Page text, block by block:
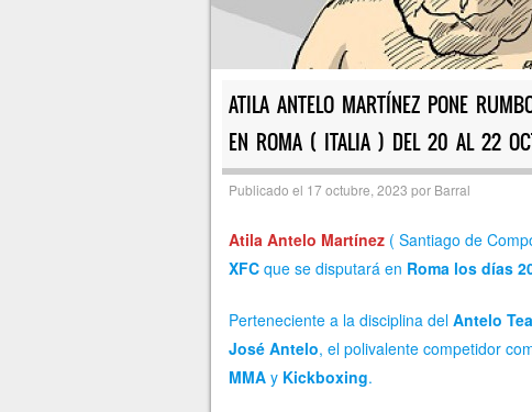
ATILA ANTELO MARTÍNEZ PONE
EN ROMA ( ITALIA ) DEL 20 AL 22
Publicado el 17 octubre, 2023 por Barral
Atila Antelo Martínez ( Santiago de
XFCque se disputará en Roma los días
Perteneciente a la disciplina del Antelo
José Antelo, el polivalente competidor
MMAy Kickboxing.